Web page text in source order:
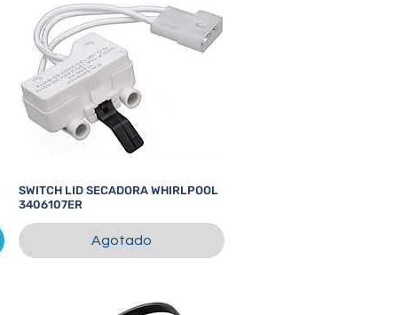
Vista rápida
SWITCH LID SECADORA WHIRLPOOL
3406107ER
Agotado